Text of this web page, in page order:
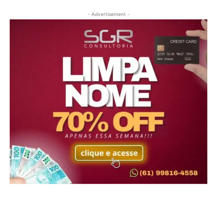
- Advertisement -